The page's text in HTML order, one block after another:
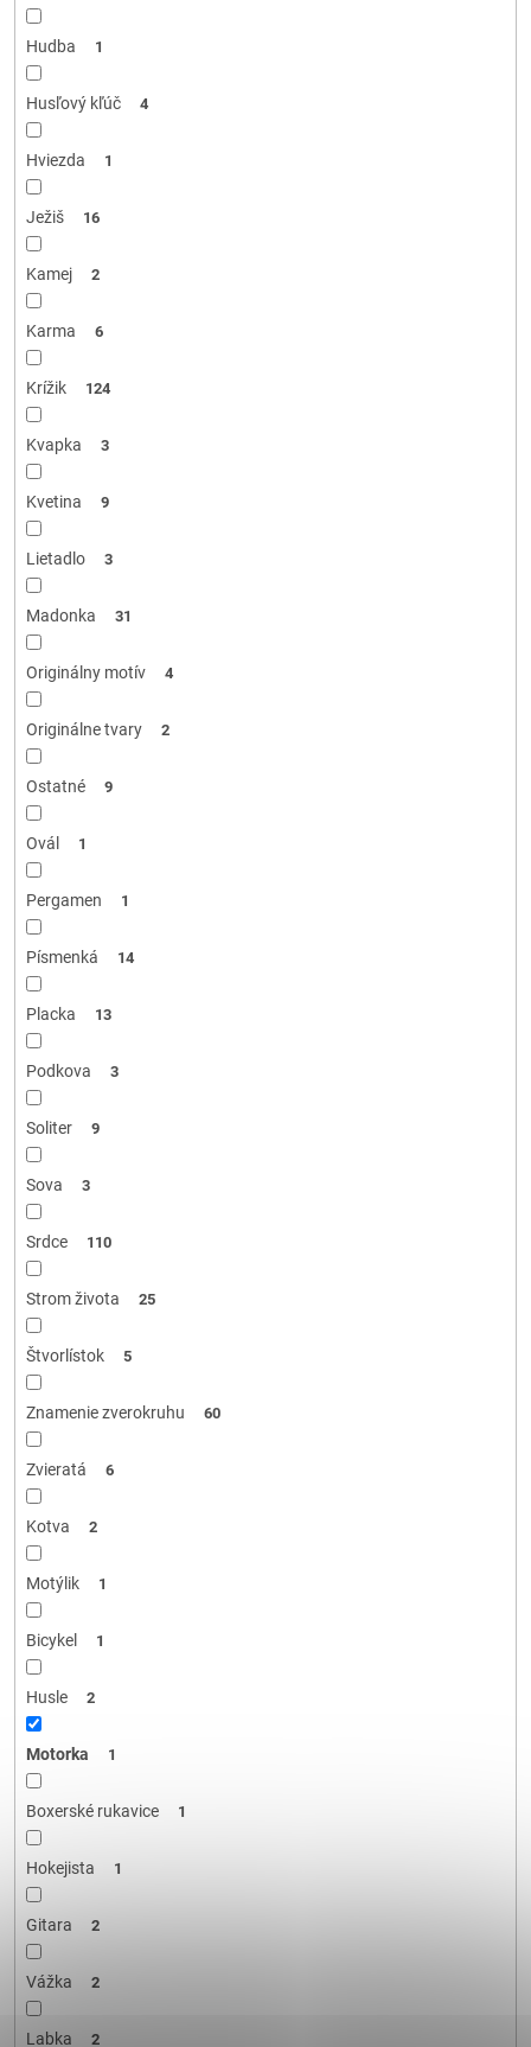
Hudba 1
Husľový kľúč 4
Hviezda 1
Ježiš 16
Kamej 2
Karma 6
Krížik 124
Kvapka 3
Kvetina 9
Lietadlo 3
Madonka 31
Originálny motív 4
Originálne tvary 2
Ostatné 9
Ovál 1
Pergamen 1
Písmenká 14
Placka 13
Podkova 3
Soliter 9
Sova 3
Srdce 110
Strom života 25
Štvorlístok 5
Znamenie zverokruhu 60
Zvieratá 6
Kotva 2
Motýlik 1
Bicykel 1
Husle 2
Motorka 1
Boxerské rukavice 1
Hokejista 1
Gitara 2
Vážka 2
Labka 2